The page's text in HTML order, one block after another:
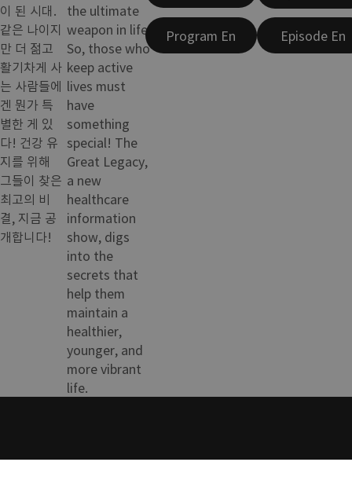
이 된 시대.
같은 나이지
만 더 젊고
활기차게 사
는 사람들에
겐 뭔가 특
별한 게 있
다! 건강 유
지를 위해
그들이 찾은
최고의 비
결, 지금 공
개합니다!
the ultimate
weapon in life.
So, those who
keep active
lives must
have
something
special! The
Great Legacy,
a new
healthcare
information
show, digs
into the
secrets that
help them
maintain a
healthier,
younger, and
more vibrant
life.
Program En Episode En